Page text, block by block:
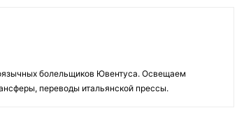
болельщиков Ювентуса. Освещаем
переводы итальянской прессы.